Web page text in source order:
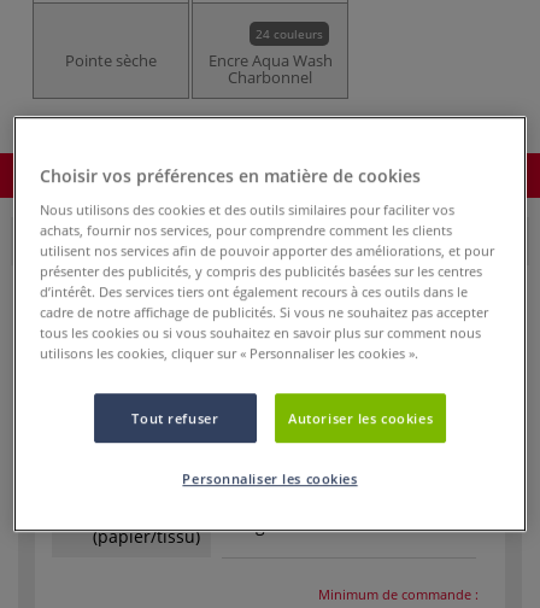
Pointe sèche
24 couleurs
Encre Aqua Wash
Charbonnel
Commander le produit
150 g/m²
Réf.12120
En stock
Format
53 cm x 78 cm
3 bords frangés
(papier/tissu)
150 g/m²
Minimum de commande :
Choisir vos préférences en matière de cookies
Nous utilisons des cookies et des outils similaires pour faciliter vos
achats, fournir nos services, pour comprendre comment les clients
utilisent nos services afin de pouvoir apporter des améliorations, et pour
présenter des publicités, y compris des publicités basées sur les centres
d’intérêt. Des services tiers ont également recours à ces outils dans le
cadre de notre affichage de publicités. Si vous ne souhaitez pas accepter
tous les cookies ou si vous souhaitez en savoir plus sur comment nous
utilisons les cookies, cliquer sur « Personnaliser les cookies ».
Tout refuser Autoriser les cookies
Personnaliser les cookies